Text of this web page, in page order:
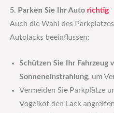
5. Parken Sie Ihr Auto richtig
Auch die Wahl des
Autolacks beeinflussen:
Schützen Sie Ihr Fahrzeug
Sonneneinstrahlung, um
Vermeiden Sie Parkplätze
Vogelkot den Lack